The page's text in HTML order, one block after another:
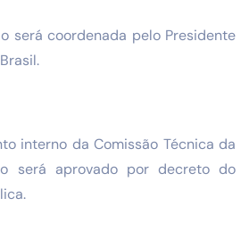
coordenada pelo Presidente
da Comissão Técnica da
será aprovado por decreto do